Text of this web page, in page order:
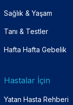
Sağlık & Yaşam
Tanı & Testler
Hafta Hafta Gebelik
Hastalar İçin
Yatan Hasta Rehberi